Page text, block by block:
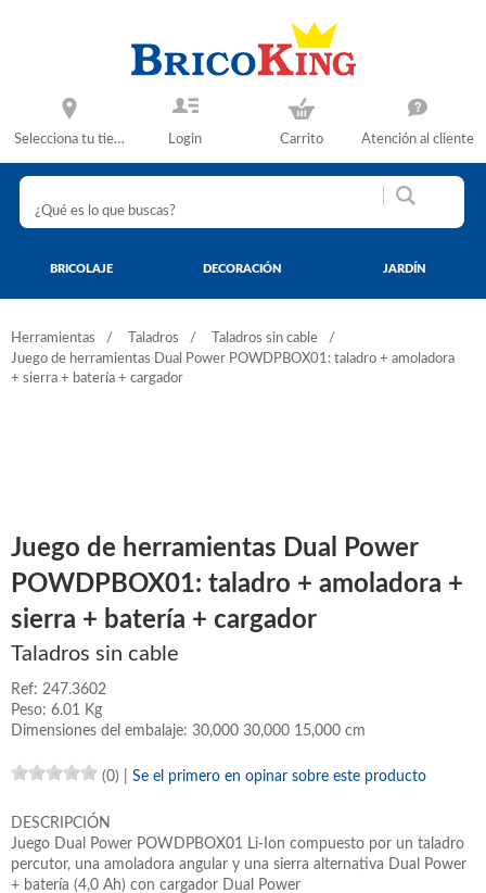
Selecciona tu tienda Login Carrito Atención al cliente
BRICOLAJE DECORACIÓN JARDÍN
Herramientas Taladros
Taladros sin cable
Juego de herramientas Dual Power POWDPBOX01: taladro + amoladora
+ sierra + batería + cargador
Juego de herramientas Dual Power
POWDPBOX01: taladro + amoladora +
sierra + batería + cargador
Taladros sin cable
Ref: 247.3602
Peso: 6.01 Kg
Dimensiones del embalaje: 30,000 30,000 15,000 cm
(0) Se el primero en opinar sobre este producto
DESCRIPCIÓN
Juego Dual Power POWDPBOX01 Li-Ion compuesto por un taladro
percutor, una amoladora angular y una sierra alternativa Dual Power
+ batería (4,0 Ah) con cargador Dual Power